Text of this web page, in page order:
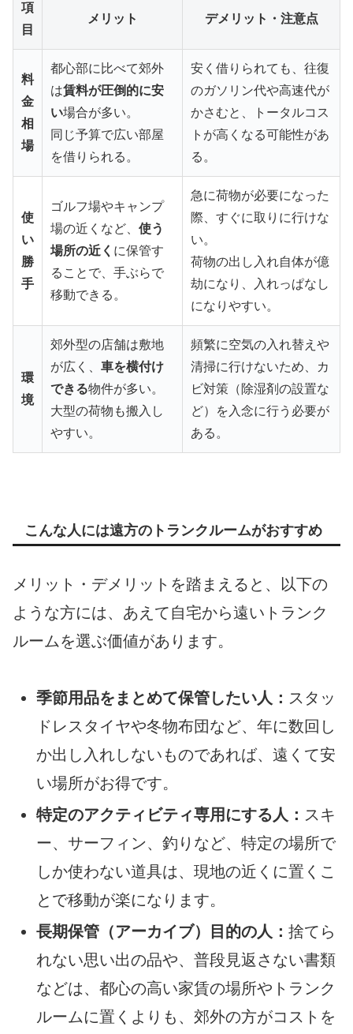
項
目
メリット デメリット・注意点
料
金
相
場
都心部に比べて郊外
は賃料が圧倒的に安
い場合が多い。
同じ予算で広い部屋
を借りられる。
安く借りられても、往復
のガソリン代や高速代が
かさむと、トータルコス
トが高くなる可能性があ
る。
使
い
勝
手
ゴルフ場やキャンプ
場の近くなど、 使う
場所の近く に保管す
ることで、手ぶらで
移動できる。
急に荷物が必要になった
際、すぐに取りに行けな
い。
荷物の出し入れ自体が億
劫になり、入れっぱなし
になりやすい。
環
境
郊外型の店舗は敷地
が広く、 車を横付け
できる物件が多い。
大型の荷物も搬入し
やすい。
頻繁に空気の入れ替えや
清掃に行けないため、カ
ビ対策（除湿剤の設置な
ど）を入念に行う必要が
ある。
こんな人には遠方のトランクルームがおすすめ
メリット・デメリットを踏まえると、以下の
ような方には、あえて自宅から遠いトランク
ルームを選ぶ価値があります。
季節用品をまとめて保管したい人： スタッ
ドレスタイヤや冬物布団など、年に数回し
か出し入れしないものであれば、遠くて安
い場所がお得です。
特定のアクティビティ専用にする人： スキ
ー、サーフィン、釣りなど、特定の場所で
しか使わない道具は、現地の近くに置くこ
とで移動が楽になります。
長期保管（アーカイブ）目的の人： 捨てら
れない思い出の品や、普段見返さない書類
などは、都心の高い家賃の場所やトランク
ルームに置くよりも、郊外の方がコストを